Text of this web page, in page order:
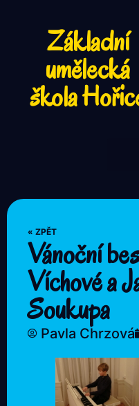
Základní
umělecká
škola
« ZPĚT
Vánoční
Víchové a
Soukupa
Pavla Chrzová